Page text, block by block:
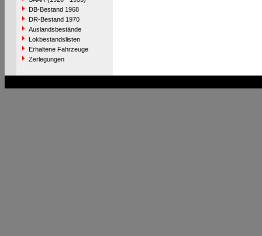
DB-Bestand 1968
DR-Bestand 1970
Auslandsbestände
Lokbestandslisten
Erhaltene Fahrzeuge
Zerlegungen